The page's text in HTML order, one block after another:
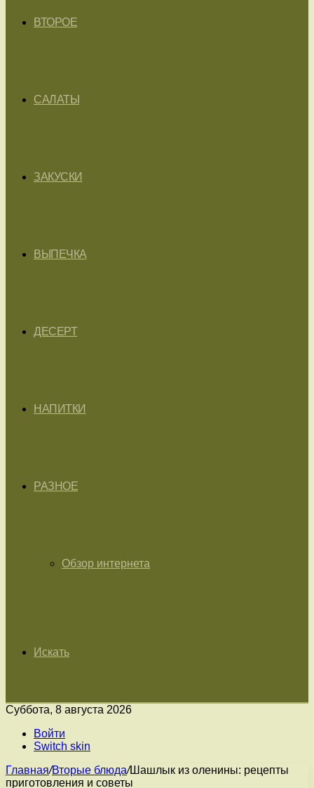
ВТОРОЕ
САЛАТЫ
ЗАКУСКИ
ВЫПЕЧКА
ДЕСЕРТ
НАПИТКИ
РАЗНОЕ
Обзор интернета
Искать
Суббота, 8 августа 2026
Войти
Switch skin
Главная/Вторые блюда/Шашлык из оленины: рецепты
приготовления и советы